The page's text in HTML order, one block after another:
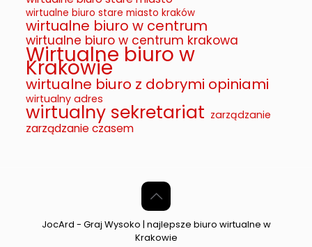
wirtualne biuro stare miasto kraków
wirtualne biuro w centrum
wirtualne biuro w centrum krakowa
Wirtualne biuro w
Krakowie
wirtualne biuro z dobrymi opiniami
wirtualny adres
wirtualny sekretariat zarządzanie
zarządzanie czasem
JocArd - Graj Wysoko | najlepsze biuro wirtualne w
Krakowie